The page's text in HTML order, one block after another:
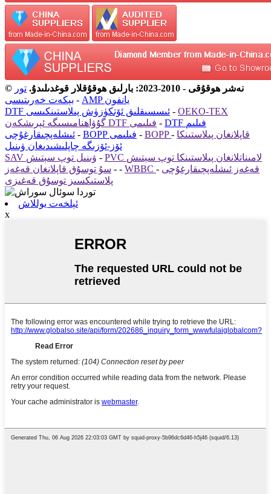
© نەشر ھوقۇقى - 2010-2023: بارلىق ھوقۇقلار قوغدىلىدۇ.
تور
بېكەت خەرىتىسى -
AMP يانفون
DTF ئىسسىقلىق ئۆتكۈزۈش پىلاستىنكىسى - OEKO-TEX
گۇۋاھنامىسىگە ئېرىشكەن DTF فىلىمى - DTF فىلىم
ئىشلەپچىقارغۇچى - BOPP فىلىمى - BOPP قاپلانغان پىلاستىنكا -
ئۆز-ئۆزىگە چاپلىشىدىغان ۋىنىل
SAV ۋىنىل توپ سېتىش -
PVC لامىناتلانغان پىلاستىنكا توپ سېتىش
- سۇ توسۇق قاپلانغان قەغەز - WBBC قەغەز ئىشلەپچىقارغۇچى -
پلاستىكسىز توسۇق قەغىزى
ئېلخەت يوللاش
x